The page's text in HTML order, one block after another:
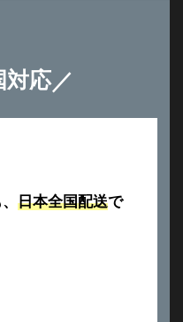
対応／
日本全国配送で